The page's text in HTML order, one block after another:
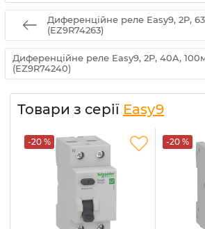
Диференційне реле Easy9, 2P,
(EZ9R74263)
Диференційне реле Easy9, 2P, 40A,
(EZ9R74240)
Товари з серії Easy9
-20 % -20 %